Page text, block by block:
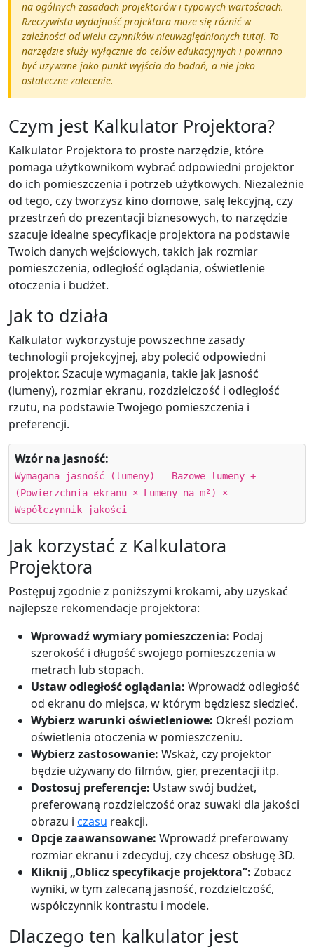
na ogólnych zasadach projektorów i typowych wartościach.
Rzeczywista wydajność projektora może się różnić w
zależności od wielu czynników nieuwzględnionych tutaj. To
narzędzie służy wyłącznie do celów edukacyjnych i powinno
być używane jako punkt wyjścia do badań, a nie jako
ostateczne zalecenie.
Czym jest Kalkulator Projektora?
Kalkulator Projektora to proste narzędzie, które
pomaga użytkownikom wybrać odpowiedni projektor
do ich pomieszczenia i potrzeb użytkowych. Niezależnie
od tego, czy tworzysz kino domowe, salę lekcyjną, czy
przestrzeń do prezentacji biznesowych, to narzędzie
szacuje idealne specyfikacje projektora na podstawie
Twoich danych wejściowych, takich jak rozmiar
pomieszczenia, odległość oglądania, oświetlenie
otoczenia i budżet.
Jak to działa
Kalkulator wykorzystuje powszechne zasady
technologii projekcyjnej, aby polecić odpowiedni
projektor. Szacuje wymagania, takie jak jasność
(lumeny), rozmiar ekranu, rozdzielczość i odległość
rzutu, na podstawie Twojego pomieszczenia i
preferencji.
Wzór na jasność:
Wymagana jasność (lumeny) = Bazowe lumeny +
(Powierzchnia ekranu × Lumeny na m²) ×
Współczynnik jakości
Jak korzystać z Kalkulatora
Projektora
Postępuj zgodnie z poniższymi krokami, aby uzyskać
najlepsze rekomendacje projektora:
Wprowadź wymiary pomieszczenia: Podaj
szerokość i długość swojego pomieszczenia w
metrach lub stopach.
Ustaw odległość oglądania: Wprowadź odległość
od ekranu do miejsca, w którym będziesz siedzieć.
Wybierz warunki oświetleniowe: Określ poziom
oświetlenia otoczenia w pomieszczeniu.
Wybierz zastosowanie: Wskaż, czy projektor
będzie używany do filmów, gier, prezentacji itp.
Dostosuj preferencje: Ustaw swój budżet,
preferowaną rozdzielczość oraz suwaki dla jakości
obrazu i czasu reakcji.
Opcje zaawansowane: Wprowadź preferowany
rozmiar ekranu i zdecyduj, czy chcesz obsługę 3D.
Kliknij „Oblicz specyfikacje projektora”: Zobacz
wyniki, w tym zalecaną jasność, rozdzielczość,
współczynnik kontrastu i modele.
Dlaczego ten kalkulator jest